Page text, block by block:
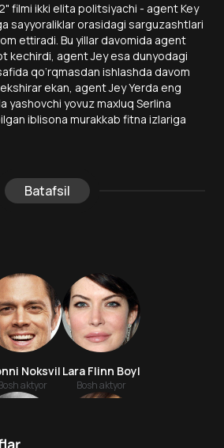
filmi ikki elita politsiyachi - agent Key
sayyoraliklar orasidagi sarguzashtlari
ettiradi. Bu yillar davomida agent
kechirdi, agent Jey esa dunyodagi
qo‘rqmasdan ishlashda davom
ekan, agent Jey Yerda eng
yashovchi yovuz maxluq Serlina
iblisona murakkab fitna izlariga
Batafsil
Noksvil
aktyor
Lara Flinn Boyl
Bosh aktyor